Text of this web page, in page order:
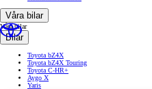
Våra bilar
Våra bilar
Bilar
Toyota bZ4X
Toyota bZ4X Touring
Toyota C-HR+
Aygo X
Yaris